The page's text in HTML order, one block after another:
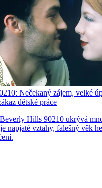
Nečekaný zájem, velké
dětské práce
Hills 90210 ukrývá
napjaté vztahy, falešný věk